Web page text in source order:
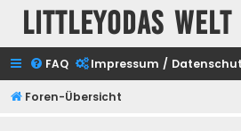
Littleyodas Welt
FAQ Impressum /
Foren-Übersicht